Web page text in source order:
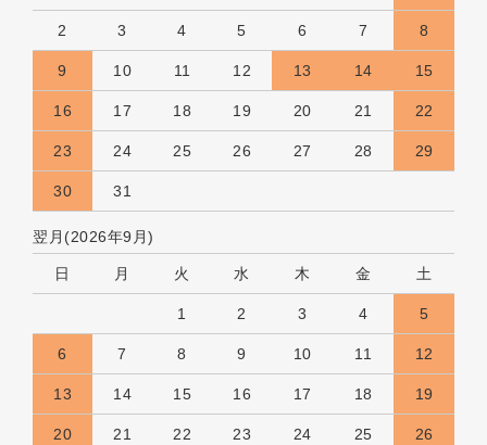
2 3 4 5 6 7 8
9 10 11 12 13 14 15
16 17 18 19 20 21 22
23 24 25 26 27 28 29
30 31
翌月(2026年9月)
日 月 火 水 木 金 土
1 2 3 4 5
6 7 8 9 10 11 12
13 14 15 16 17 18 19
20 21 22 23 24 25 26